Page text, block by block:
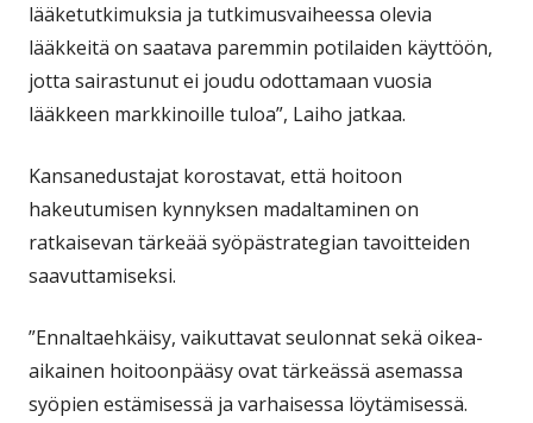
lääketutkimuksia ja tutkimusvaiheessa olevia
lääkkeitä on saatava paremmin potilaiden käyttöön,
jotta sairastunut ei joudu odottamaan vuosia
lääkkeen markkinoille tuloa”, Laiho jatkaa.
Kansanedustajat korostavat, että hoitoon
hakeutumisen kynnyksen madaltaminen on
ratkaisevan tärkeää syöpästrategian tavoitteiden
saavuttamiseksi.
”Ennaltaehkäisy, vaikuttavat seulonnat sekä oikea-
aikainen hoitoonpääsy ovat tärkeässä asemassa
syöpien estämisessä ja varhaisessa löytämisessä.